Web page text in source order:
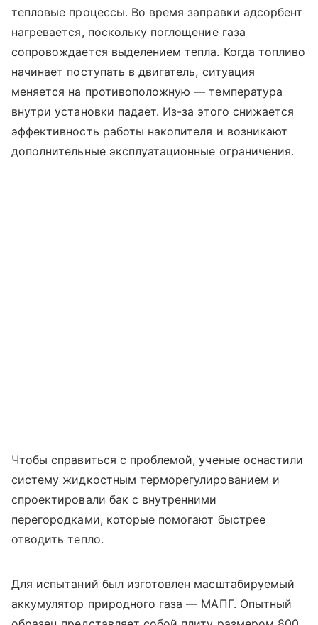
тепловые процессы. Во время заправки адсорбент
нагревается, поскольку поглощение газа
сопровождается выделением тепла. Когда топливо
начинает поступать в двигатель, ситуация
меняется на противоположную — температура
внутри установки падает. Из-за этого снижается
эффективность работы накопителя и возникают
дополнительные эксплуатационные ограничения.
Чтобы справиться с проблемой, ученые оснастили
систему жидкостным терморегулированием и
спроектировали бак с внутренними
перегородками, которые помогают быстрее
отводить тепло.
Для испытаний был изготовлен масштабируемый
аккумулятор природного газа — МАПГ. Опытный